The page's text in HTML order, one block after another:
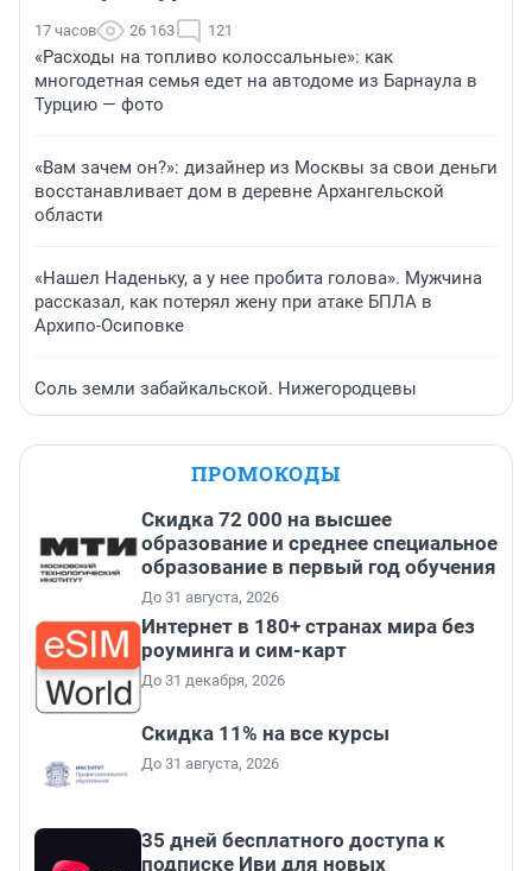
17 часов 26 163 121
«Расходы на топливо колоссальные»: как
многодетная семья едет на автодоме из Барнаула в
Турцию — фото
«Вам зачем он?»: дизайнер из Москвы за свои деньги
восстанавливает дом в деревне Архангельской
области
«Нашел Наденьку, а у нее пробита голова». Мужчина
рассказал, как потерял жену при атаке БПЛА в
Архипо-Осиповке
Соль земли забайкальской. Нижегородцевы
ПРОМОКОДЫ
Скидка 72 000 на высшее
образование и среднее специальное
образование в первый год обучения
До 31 августа, 2026
Интернет в 180+ странах мира без
роуминга и сим-карт
До 31 декабря, 2026
Скидка 11% на все курсы
До 31 августа, 2026
35 дней бесплатного доступа к
подписке Иви для новых